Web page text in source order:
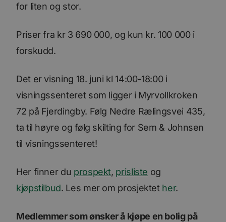
for liten og stor.
Priser fra kr 3 690 000, og kun kr. 100 000 i
forskudd.
Det er visning 18. juni kl 14:00-18:00 i
visningssenteret som ligger i Myrvollkroken
72 på Fjerdingby. Følg Nedre Rælingsvei 435,
ta til høyre og følg skilting for Sem & Johnsen
til visningssenteret!
Her finner du prospekt, prisliste og
kjøpstilbud. Les mer om prosjektet her.
Medlemmer som ønsker å kjøpe en bolig på